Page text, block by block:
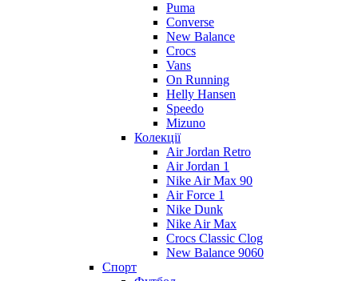
Puma
Converse
New Balance
Crocs
Vans
On Running
Helly Hansen
Speedo
Mizuno
Колекції
Air Jordan Retro
Air Jordan 1
Nike Air Max 90
Air Force 1
Nike Dunk
Nike Air Max
Crocs Classic Clog
New Balance 9060
Спорт